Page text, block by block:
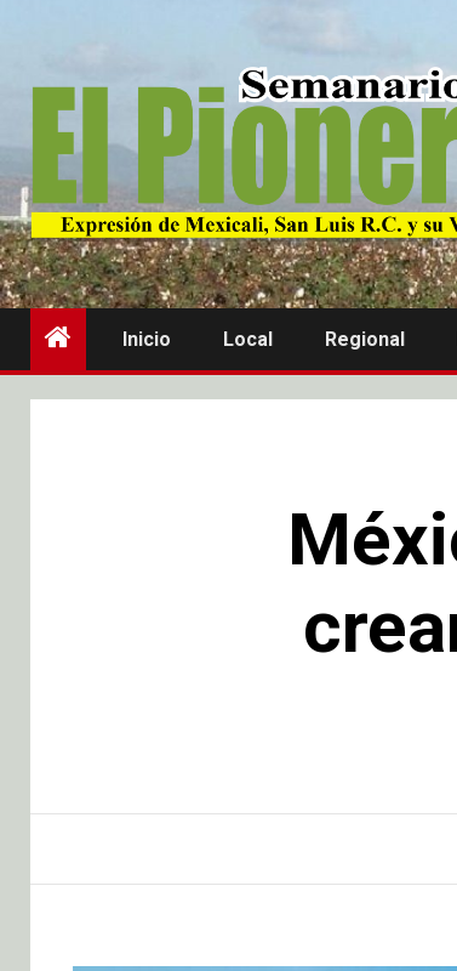
Inicio Local Regional